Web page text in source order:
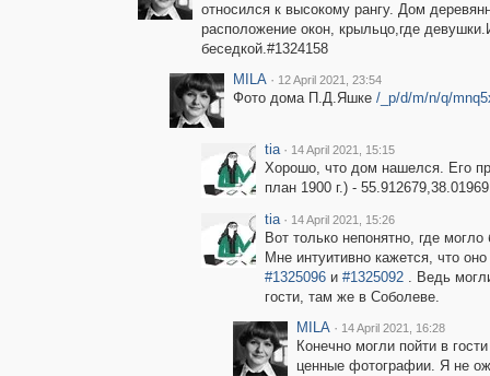
относился к высокому рангу. Дом
расположение окон, крыльцо,где
беседкой.#1324158
MILA · 12 April 2021, 23:54
Фото дома П.Д.Яшке /_p/d/m/n/q/
tia · 14 April 2021, 15:15
Хорошо, что дом нашелся. Его
план 1900 г.) -
tia · 14 April 2021, 15:26
Вот только непонятно, где
Мне интуитивно кажется, что
#1325096и #1325092. Ведь
гости, там же в Соболеве.
MILA · 14 April 2021, 16:28
Конечно могли пойти в
ценные фотографии. Я не